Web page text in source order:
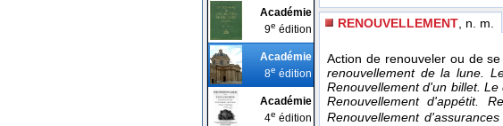
Académie
9e édition
Académie
8e édition
Académie
4e édition
RENOUVELLEMENT , n. m.
Action de renouveler ou de
renouvellement de la lune.
Renouvellement d'un billet.
Renouvellement d'appétit.
Renouvellement